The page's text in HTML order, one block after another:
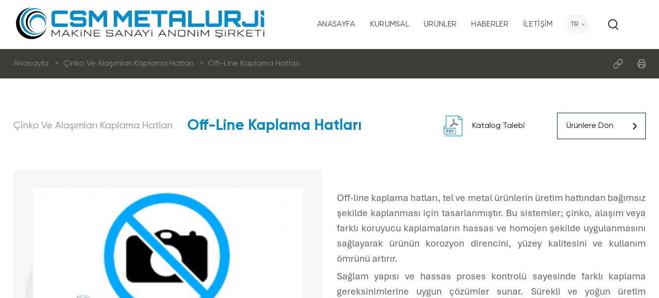
ANASAYFA KURUMSAL
Kalite ve Çevre Politikamız
İnsan Kaynakları
ÜRÜNLER
Sıcak Daldırma Tel Galvani̇zleme Hatları
Yüksek Karbon Tel Patentleme Hatları
Çinko Ve Alaşımları Kaplama Hatları
Tübüler Çelik Halat Makineleri
HABERLER İLETIŞIM TR
Anasayfa Çi̇nko Ve Alaşımları Kaplama Hatları Off-Line Kaplama Hatları
Çi̇nko Ve Alaşımları Kaplama Hatları Off-Line Kaplama Hatları Katalog Talebi Ürünlere Dön
Off-line kaplama hatları, tel ve metal ürünlerin üretim hattından bağımsız
şekilde kaplanması için tasarlanmıştır. Bu sistemler; çinko, alaşım veya
farklı koruyucu kaplamaların hassas ve homojen şekilde uygulanmasını
sağlayarak ürünün korozyon direncini, yüzey kalitesini ve kullanım
ömrünü artırır.
Sağlam yapısı ve hassas proses kontrolü sayesinde farklı kaplama
gereksinimlerine uygun çözümler sunar. Sürekli ve yoğun üretim